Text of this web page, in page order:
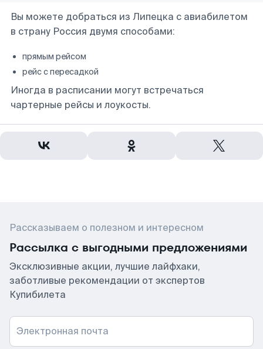
Вы можете добраться из Липецка с авиабилетом
в страну Россия двумя способами:
прямым рейсом
рейс с пересадкой
Иногда в расписании могут встречаться
чартерные рейсы и лоукосты.
Рассказываем о полезном и интересном
Рассылка с выгодными предложениями
Эксклюзивные акции, лучшие лайфхаки,
заботливые рекомендации от экспертов
Купибилета
Электронная почта